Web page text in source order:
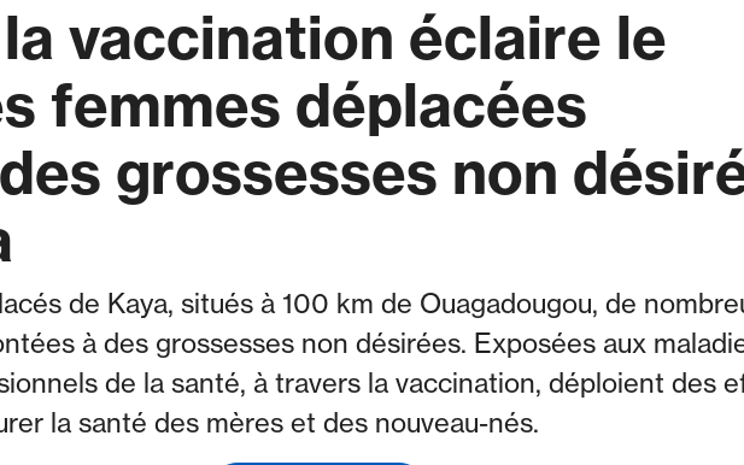
vaccination éclaire le
femmes déplacées
grossesses non
de Kaya, situés à 100 km de Ouagadougou, de
à des grossesses non désirées. Exposées aux
de la santé, à travers la vaccination, déploient des
la santé des mères et des nouveau-nés.